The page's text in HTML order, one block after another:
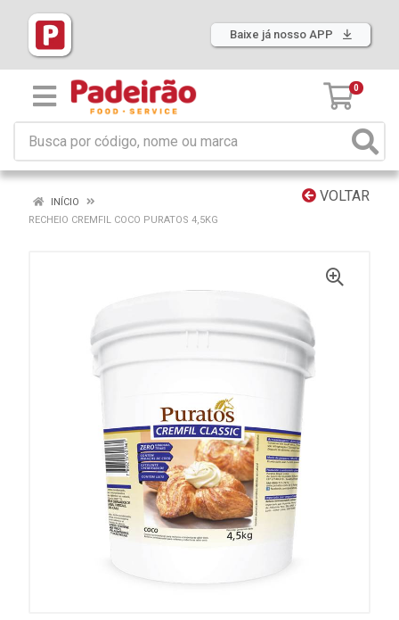
Baixe já nosso APP
0
VOLTAR
INÍCIO
RECHEIO CREMFIL COCO PURATOS 4,5KG